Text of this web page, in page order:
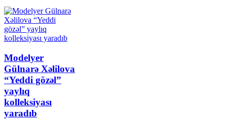
Modelyer
Gülnarə Xəlilova
“Yeddi gözəl”
yaylıq
kolleksiyası
yaradıb